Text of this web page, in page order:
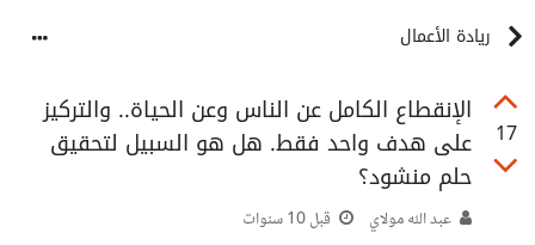
ريادة الأعمال
17
الإنقطاع الكامل عن الناس وعن الحياة.. والتركيز
على هدف واحد فقط. هل هو السبيل لتحقيق
حلم منشود؟
عبد الله مولاي قبل 10 سنوات